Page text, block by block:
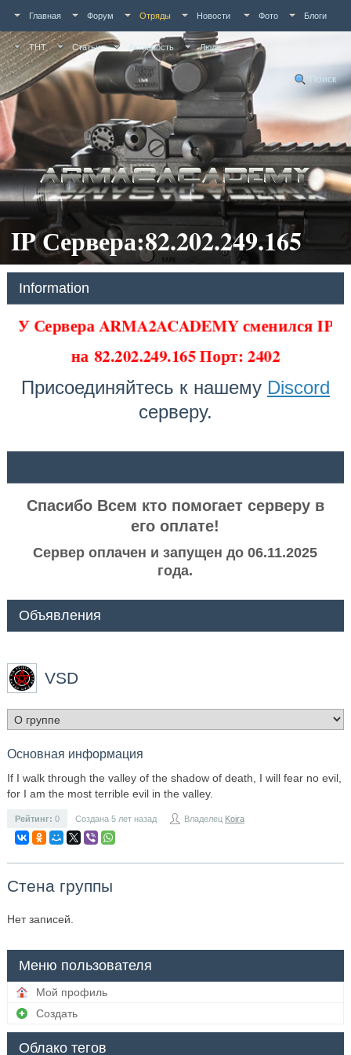
Главная Форум Отряды Новости Фото Блоги
ТНТ Статьи Активность Люди
Поиск
IP Сервера:82.202.249.165
Information
У Сервера ARMA2ACADEMY сменился IP
на 82.202.249.165 Порт: 2402
Присоединяйтесь к нашему Discord
серверу.
Спасибо Всем кто помогает серверу в
его оплате!
Сервер оплачен и запущен до 06.11.2025
года.
Объявления
VSD
Основная информация
If I walk through the valley of the shadow of death, I will fear no evil,
for I am the most terrible evil in the valley.
Рейтинг: 0 Создана 5 лет назад Владелец Koira
Стена группы
Нет записей.
Меню пользователя
Мой профиль
Создать
Облако тегов